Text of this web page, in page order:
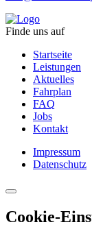
Finde uns auf
Startseite
Leistungen
Aktuelles
Fahrplan
FAQ
Jobs
Kontakt
Impressum
Datenschutz
Cookie-